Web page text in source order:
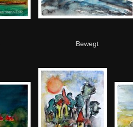
Bewegt